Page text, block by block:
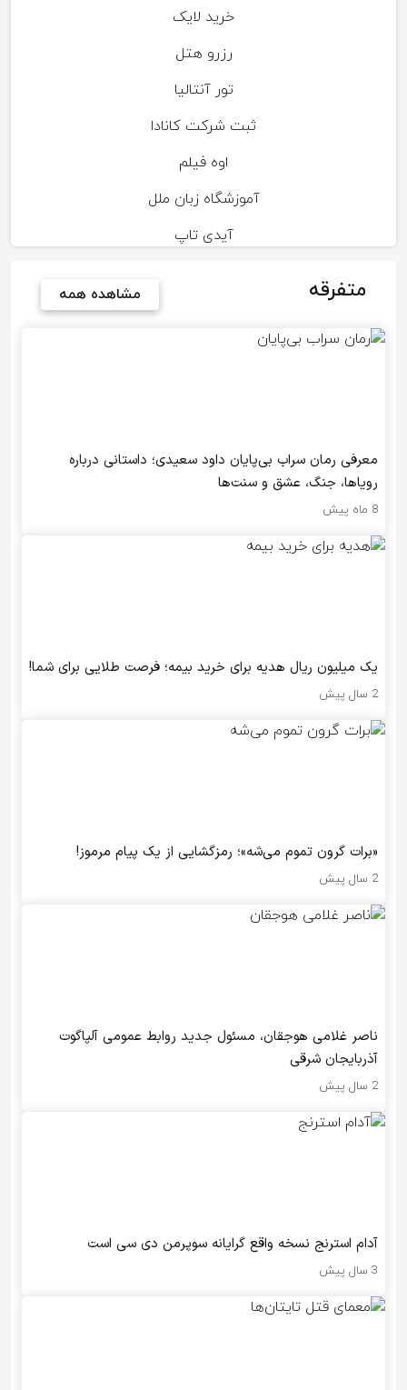
خرید لایک
رزرو هتل
تور آنتالیا
ثبت شرکت کانادا
اوه فیلم
آموزشگاه زبان ملل
آیدی تاپ
متفرقه مشاهده همه
معرفی رمان سراب بی‌پایان داود سعیدی؛ داستانی درباره
رویاها، جنگ، عشق و سنت‌ها
8 ماه پیش
یک میلیون ریال هدیه برای خرید بیمه؛ فرصت طلایی برای شما!
2 سال پیش
«برات گرون تموم می‌شه»؛ رمزگشایی از یک پیام مرموز!
2 سال پیش
ناصر غلامی هوجقان، مسئول جدید روابط عمومی آلپاگوت
آذربایجان شرقی
2 سال پیش
آدام استرنج نسخه واقع گرایانه سوپرمن دی سی است
3 سال پیش